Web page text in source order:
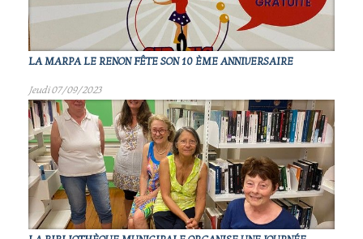
LA MARPA LE RENON FÊTE SON 10 ÈME ANNIVERSAIRE
Jeudi 07/09/2023